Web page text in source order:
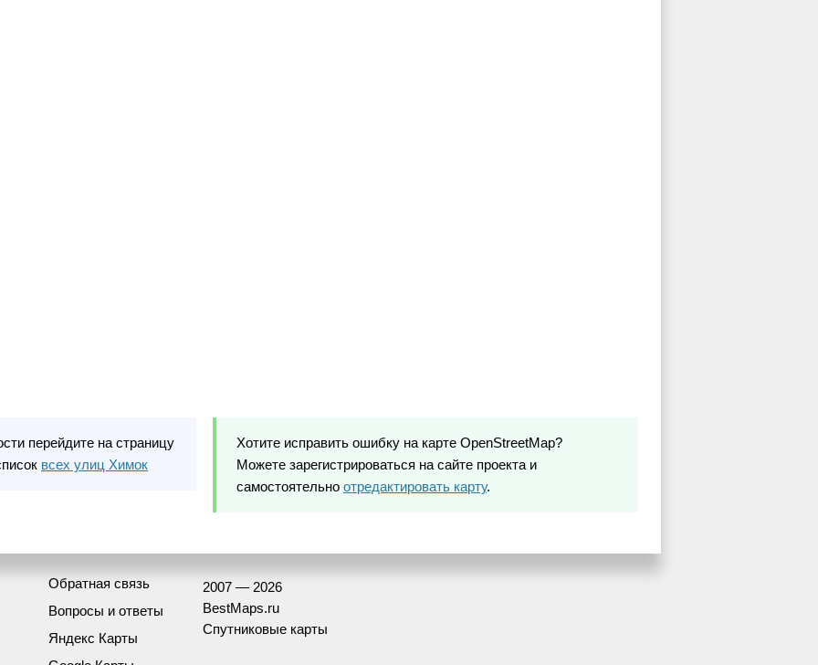
перейдите на страницу
всех улиц Химок
Хотите исправить ошибку на карте OpenStreetMap?
Можете зарегистрироваться на сайте проекта и
самостоятельно отредактировать карту.
Обратная связь
Вопросы и ответы
Яндекс Карты
2007 — 2026
BestMaps.ru
Спутниковые карты